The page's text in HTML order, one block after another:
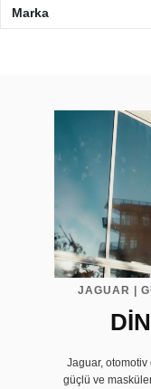
Marka
JAGUAR |
Jaguar,
güçlü ve